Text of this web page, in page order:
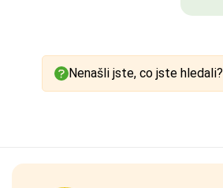
Nenašli jste, co jste hledali?